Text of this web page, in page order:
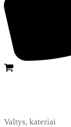
Valtys, kateriai